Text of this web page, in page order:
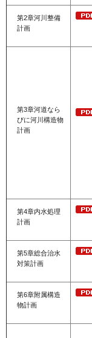
第2章河川整備
計画
第3章河道なら
びに河川構造物
計画
第4章内水処理
計画
第5章総合治水
対策計画
第6章附属構造
物計画